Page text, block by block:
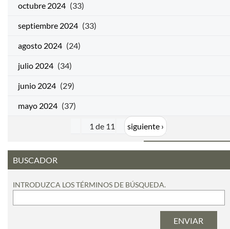
octubre 2024 (33)
septiembre 2024 (33)
agosto 2024 (24)
julio 2024 (34)
junio 2024 (29)
mayo 2024 (37)
1 de 11 siguiente ›
BUSCADOR
INTRODUZCA LOS TÉRMINOS DE BÚSQUEDA.